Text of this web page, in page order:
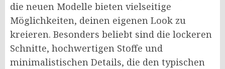
die neuen Modelle bieten vielseitige
Möglichkeiten, deinen eigenen Look zu
kreieren. Besonders beliebt sind die lockeren
Schnitte, hochwertigen Stoffe und
minimalistischen Details, die den typischen